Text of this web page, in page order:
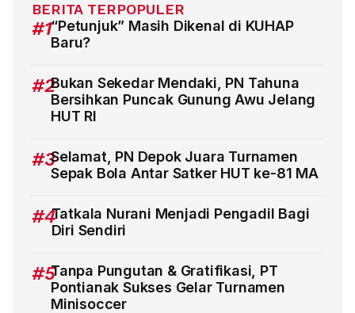
BERITA TERPOPULER
#1“Petunjuk” Masih Dikenal di KUHAP
Baru?
#2Bukan Sekedar Mendaki, PN Tahuna
Bersihkan Puncak Gunung Awu Jelang
HUT RI
#3Selamat, PN Depok Juara Turnamen
Sepak Bola Antar Satker HUT ke-81 MA
#4Tatkala Nurani Menjadi Pengadil Bagi
Diri Sendiri
#5Tanpa Pungutan & Gratifikasi, PT
Pontianak Sukses Gelar Turnamen
Minisoccer